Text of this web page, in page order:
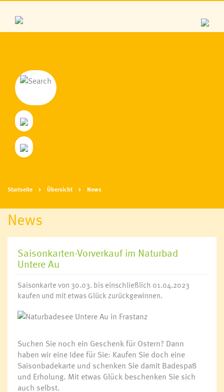
Startseite Übersicht News
News
Saisonkarten-Vorverkauf im Naturbad
Untere Au
Saisonkarte von 30.03. bis einschließlich 01.04.2023
kaufen und mit etwas Glück zurückgewinnen.
Suchen Sie noch ein Geschenk für Ostern? Dann
haben wir eine Idee für Sie: Kaufen Sie doch eine
Saisonbadekarte und schenken Sie damit Badespaß
und Erholung. Mit etwas Glück beschenken Sie sich
auch selbst.